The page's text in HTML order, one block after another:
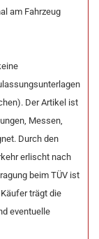
am Fahrzeug
Der Artikel ist
Messen,
Durch den
erlischt nach
beim TÜV ist
trägt die
eventuelle